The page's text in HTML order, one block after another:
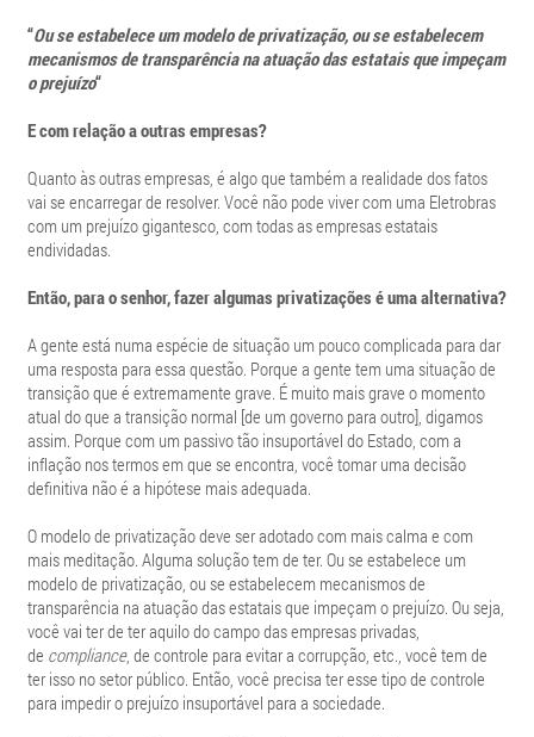
“Ou se estabelece um modelo de privatização, ou se estabelecem
mecanismos de transparência na atuação das estatais que impeçam
o prejuízo“
E com relação a outras empresas?
Quanto às outras empresas, é algo que também a realidade dos fatos
vai se encarregar de resolver. Você não pode viver com uma Eletrobras
com um prejuízo gigantesco, com todas as empresas estatais
endividadas.
Então, para o senhor, fazer algumas privatizações é uma alternativa?
A gente está numa espécie de situação um pouco complicada para dar
uma resposta para essa questão. Porque a gente tem uma situação de
transição que é extremamente grave. É muito mais grave o momento
atual do que a transição normal [de um governo para outro], digamos
assim. Porque com um passivo tão insuportável do Estado, com a
inflação nos termos em que se encontra, você tomar uma decisão
definitiva não é a hipótese mais adequada.
O modelo de privatização deve ser adotado com mais calma e com
mais meditação. Alguma solução tem de ter. Ou se estabelece um
modelo de privatização, ou se estabelecem mecanismos de
transparência na atuação das estatais que impeçam o prejuízo. Ou seja,
você vai ter de ter aquilo do campo das empresas privadas,
de compliance, de controle para evitar a corrupção, etc., você tem de
ter isso no setor público. Então, você precisa ter esse tipo de controle
para impedir o prejuízo insuportável para a sociedade.